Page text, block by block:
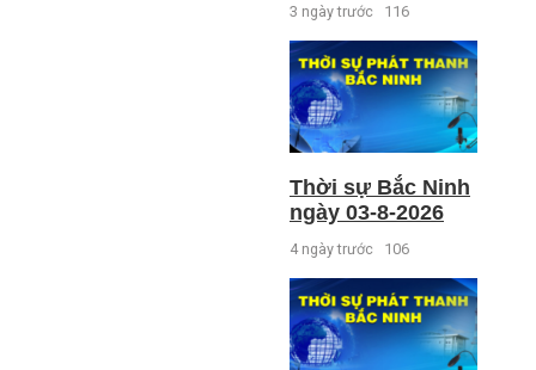
3 ngày trước 116
Thời sự Bắc Ninh
ngày 03-8-2026
4 ngày trước 106